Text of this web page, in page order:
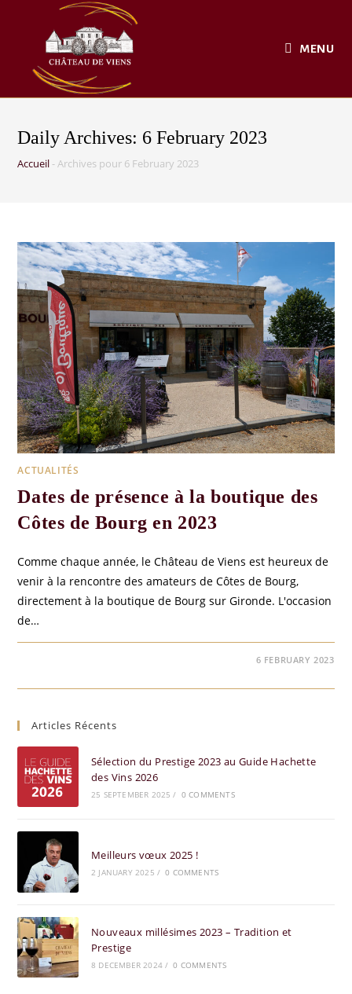
MENU
Daily Archives: 6 February 2023
Accueil -Archives pour 6 February 2023
ACTUALITÉS
Dates de présence à la boutique des
Côtes de Bourg en 2023
Comme chaque année, le Château de Viens est heureux de
venir à la rencontre des amateurs de Côtes de Bourg,
directement à la boutique de Bourg sur Gironde. L'occasion
de…
6 FEBRUARY 2023
Articles Récents
Sélection du Prestige 2023 au Guide Hachette
des Vins 2026
25 SEPTEMBER 2025 / 0 COMMENTS
Meilleurs vœux 2025 !
2 JANUARY 2025 / 0 COMMENTS
Nouveaux millésimes 2023 – Tradition et
Prestige
8 DECEMBER 2024 / 0 COMMENTS